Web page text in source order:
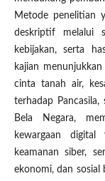
Metode penelitian
deskriptif melalui
kebijakan, serta
kajian
cinta tanah air,
terhadap Pancasila,
Bela Negara,
kewargaan
keamanan siber,
ekonomi, dan sosial